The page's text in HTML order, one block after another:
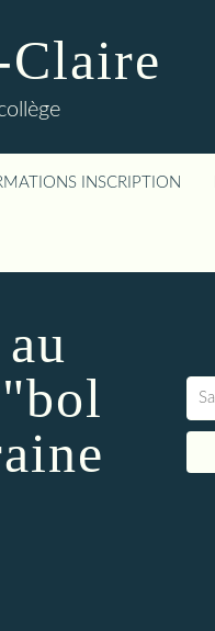
Claire
INSCRIPTION